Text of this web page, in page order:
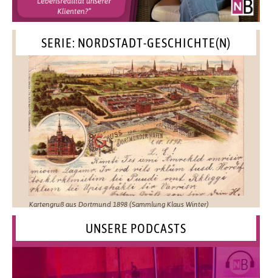
SERIE: NORDSTADT-GESCHICHTE(N)
Kartengruß aus Dortmund 1898 (Sammlung Klaus Winter)
UNSERE PODCASTS